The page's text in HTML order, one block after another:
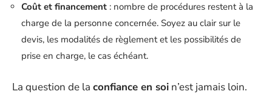
Coût et financement : nombre de procédures restent à la
charge de la personne concernée. Soyez au clair sur le
devis, les modalités de règlement et les possibilités de
prise en charge, le cas échéant.
La question de la confiance en soi n’est jamais loin.